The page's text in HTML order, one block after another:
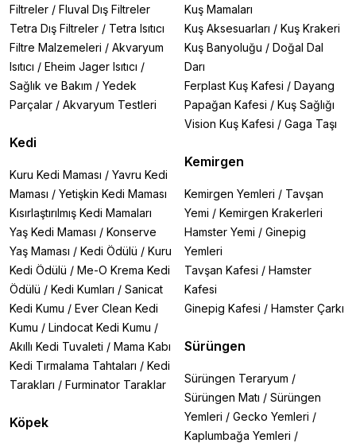
Filtreler / Fluval Dış Filtreler
Tetra Dış Filtreler / Tetra Isıtıcı
Filtre Malzemeleri / Akvaryum
Isıtıcı / Eheim Jager Isıtıcı /
Sağlık ve Bakım / Yedek
Parçalar / Akvaryum Testleri
Kedi
Kuru Kedi Maması / Yavru Kedi
Maması / Yetişkin Kedi Maması
Kısırlaştırılmış Kedi Mamaları
Yaş Kedi Maması / Konserve
Yaş Maması / Kedi Ödülü / Kuru
Kedi Ödülü / Me-O Krema Kedi
Ödülü / Kedi Kumları / Sanicat
Kedi Kumu / Ever Clean Kedi
Kumu / Lindocat Kedi Kumu /
Akıllı Kedi Tuvaleti / Mama Kabı
Kedi Tırmalama Tahtaları / Kedi
Tarakları / Furminator Taraklar
Köpek
Kuş Mamaları
Kuş Aksesuarları / Kuş Krakeri
Kuş Banyoluğu / Doğal Dal
Darı
Ferplast Kuş Kafesi / Dayang
Papağan Kafesi / Kuş Sağlığı
Vision Kuş Kafesi / Gaga Taşı
Kemirgen
Kemirgen Yemleri / Tavşan
Yemi / Kemirgen Krakerleri
Hamster Yemi / Ginepig
Yemleri
Tavşan Kafesi / Hamster
Kafesi
Ginepig Kafesi / Hamster Çarkı
Sürüngen
Sürüngen Teraryum /
Sürüngen Matı / Sürüngen
Yemleri / Gecko Yemleri /
Kaplumbağa Yemleri /